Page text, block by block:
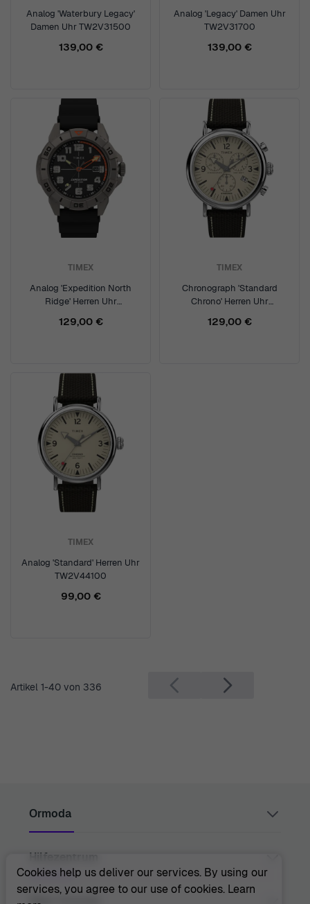
Analog 'Waterbury Legacy'
Damen Uhr TW2V31500
139,00 €
Analog 'Legacy' Damen Uhr
TW2V31700
139,00 €
TIMEX
Analog 'Expedition North
Ridge' Herren Uhr
129,00 €
TIMEX
Chronograph 'Standard
Chrono' Herren Uhr
129,00 €
TIMEX
Analog 'Standard' Herren Uhr
TW2V44100
99,00 €
Artikel 1-40 von 336
Ormoda
Juul Grietensstraat 9/11, 2140 Antwerp, Belgium
support@ormoda.com
Montag bis Donnerstag zwischen 9:30 und 18:00 Uhr
(MEZ)
Hilfezentrum
Über Ormoda
Cookies help us deliver our services. By using our
services, you agree to our use of cookies. Learn